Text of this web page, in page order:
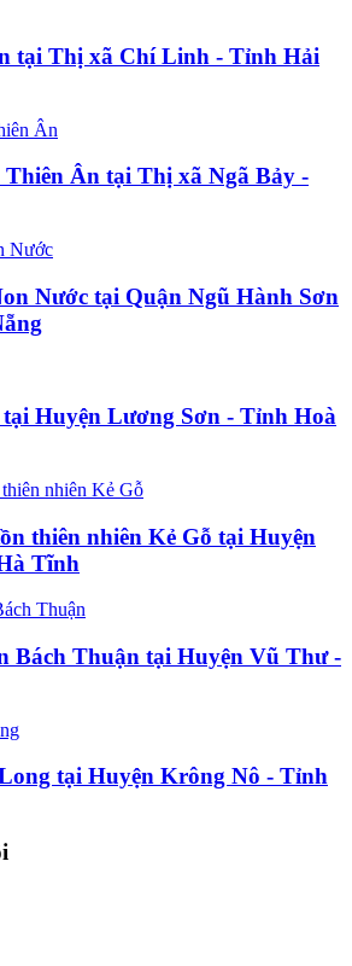
tại Thị xã Chí Linh - Tỉnh Hải
Ân tại Thị xã Ngã Bảy -
Nước tại Quận Ngũ Hành Sơn
Huyện Lương Sơn - Tỉnh Hoà
thiên nhiên Kẻ Gỗ tại Huyện
Tĩnh
Bách Thuận tại Huyện Vũ Thư -
tại Huyện Krông Nô - Tỉnh